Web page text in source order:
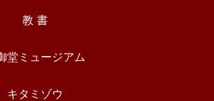
教 書
堂ミュージアム
キタミゾウ